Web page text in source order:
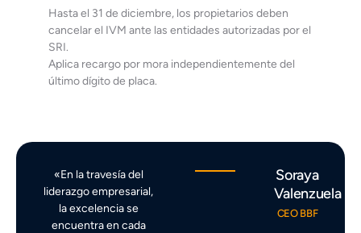
Hasta el 31 de diciembre, los propietarios deben
cancelar el IVM ante las entidades autorizadas por el
SRI.
Aplica recargo por mora independientemente del
último dígito de placa.
«En la travesía del
liderazgo empresarial,
la excelencia se
encuentra en cada
Soraya
Valenzuela
CEO BBF